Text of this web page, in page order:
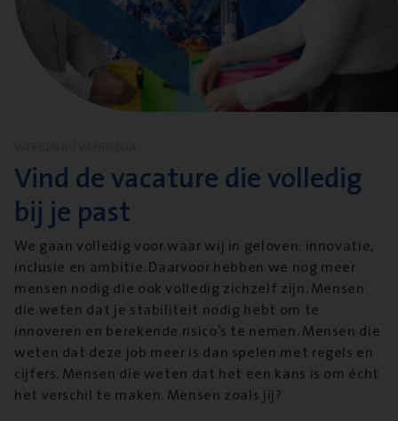
Vind de vacature die volledig
bij je past
We gaan volledig voor waar wij in geloven: innovatie,
inclusie en ambitie. Daarvoor hebben we nog meer
mensen nodig die ook volledig zichzelf zijn. Mensen
die weten dat je stabiliteit nodig hebt om te
innoveren en berekende risico’s te nemen. Mensen die
weten dat deze job meer is dan spelen met regels en
cijfers. Mensen die weten dat het een kans is om écht
het verschil te maken. Mensen zoals jij?